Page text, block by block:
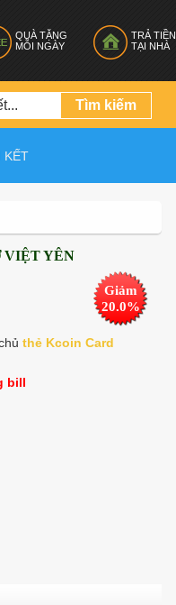
QUÀ TẶNG
MỖI NGÀY
TRẢ TIỀN
TẠI NHÀ
KẾT
VIỆT YÊN
thẻ Kcoin Card
bill
Giảm
20.0%